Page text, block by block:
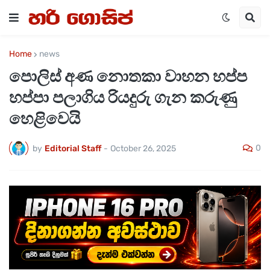
Home news
පොලිස් අණ නොතකා වාහන හප්ප
හප්පා පලාගිය රියදුරු ගැන කරුණු
හෙළිවෙයි
by Editorial Staff - October 26, 2025 0